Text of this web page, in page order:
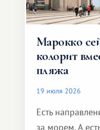
Марокко
колорит
пляжа
19 июля 2026
Есть
за морем. А